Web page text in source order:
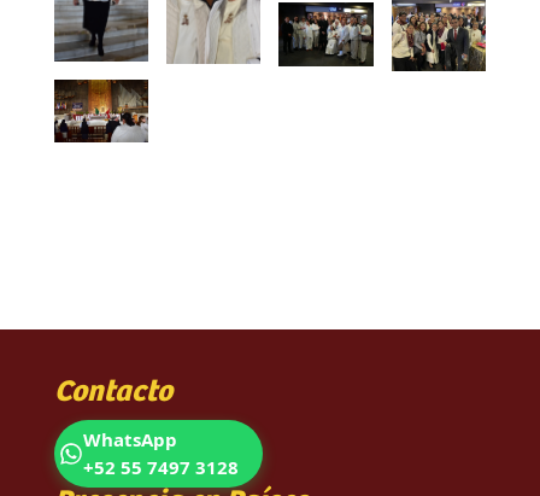
Contacto
WhatsApp
+52 55 7497 3128